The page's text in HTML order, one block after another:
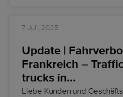
7 Juli, 2025
Update |
Frankreich –
trucks in…
Liebe Kunden und